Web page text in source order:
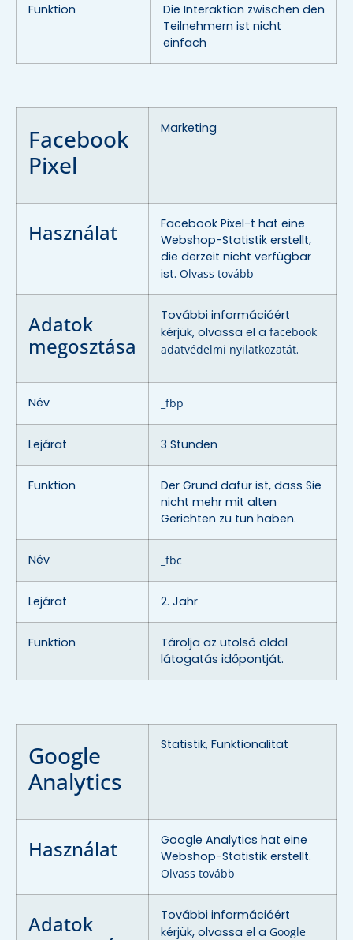
Funktion
Die Interaktion zwischen den
Teilnehmern ist nicht
einfach
Facebook
Pixel
Marketing
Használat
Facebook Pixel-t hat eine
Webshop-Statistik erstellt,
die derzeit nicht verfügbar
ist. Olvass tovább
Adatok
megosztása
További információért
kérjük, olvassa el a facebook
adatvédelmi nyilatkozatát.
Név _fbp
Lejárat 3 Stunden
Funktion
Der Grund dafür ist, dass Sie
nicht mehr mit alten
Gerichten zu tun haben.
Név _fbc
Lejárat 2. Jahr
Funktion
Tárolja az utolsó oldal
látogatás időpontját.
Google
Analytics
Statistik, Funktionalität
Használat
Google Analytics hat eine
Webshop-Statistik erstellt.
Olvass tovább
Adatok
További információért
kérjük, olvassa el a Google